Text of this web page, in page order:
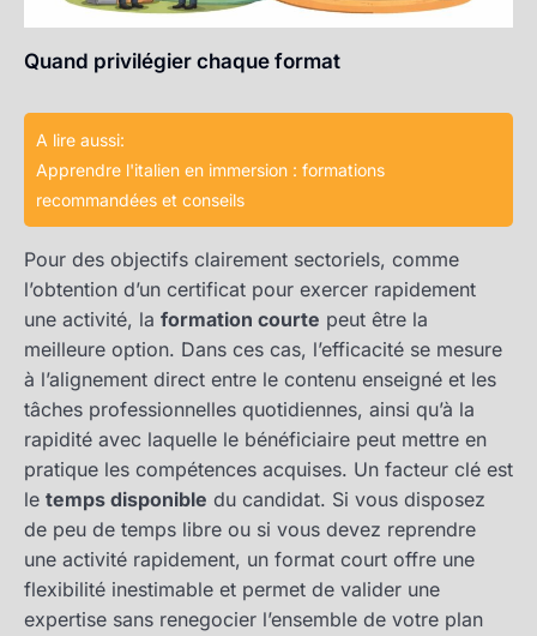
Quand privilégier chaque format
A lire aussi:
Apprendre l'italien en immersion : formations
recommandées et conseils
Pour des objectifs clairement sectoriels, comme
l’obtention d’un certificat pour exercer rapidement
une activité, la formation courte peut être la
meilleure option. Dans ces cas, l’efficacité se mesure
à l’alignement direct entre le contenu enseigné et les
tâches professionnelles quotidiennes, ainsi qu’à la
rapidité avec laquelle le bénéficiaire peut mettre en
pratique les compétences acquises. Un facteur clé est
le temps disponible du candidat. Si vous disposez
de peu de temps libre ou si vous devez reprendre
une activité rapidement, un format court offre une
flexibilité inestimable et permet de valider une
expertise sans renegocier l’ensemble de votre plan